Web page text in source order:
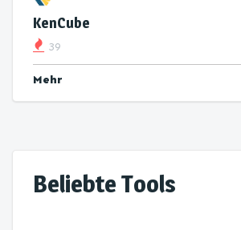
KenCube
39
Mehr
Beliebte Tools